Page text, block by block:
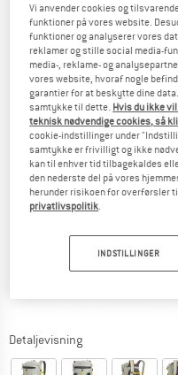
Detaljevisning
Vi anvender cookies og
funktioner på vores website.
funktioner og analyserer vores
reklamer og stille social media-
media-, reklame- og
vores website, hvoraf nogle
garantier for at beskytte dine
samtykke til dette. Hvis du ikke
teknisk nødvendige cookies, så
cookie-indstillinger under
samtykke er frivilligt og ikke
kan til enhver tid tilbagekaldes
den nederste del på vores
herunder risikoen for overførsler
privatlivspolitik.
INDSTILLINGER